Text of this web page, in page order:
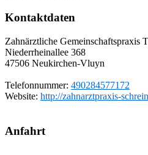
Kontaktdaten
Zahnärztliche Gemeinschaftspraxis
Niederrheinallee 368
47506 Neukirchen-Vluyn
Telefonnummer: 490284577172
Website: http://zahnarztpraxis-
Anfahrt